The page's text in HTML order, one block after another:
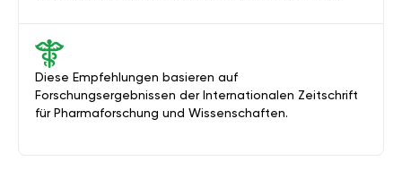
Diese Empfehlungen basieren auf
Forschungsergebnissen der Internationalen Zeitschrift
für Pharmaforschung und Wissenschaften.